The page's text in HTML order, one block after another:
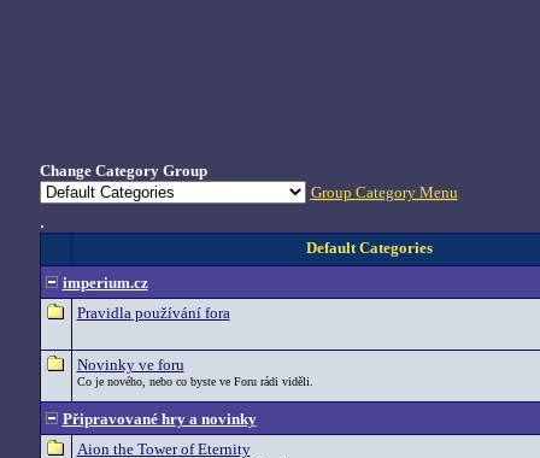
Change Category Group
Group Category Menu
.
Default Categories
imperium.cz
Pravidla používání fora
Novinky ve foru
Co je nového, nebo co byste ve Foru rádi viděli.
Připravované hry a novinky
Aion the Tower of Eternity